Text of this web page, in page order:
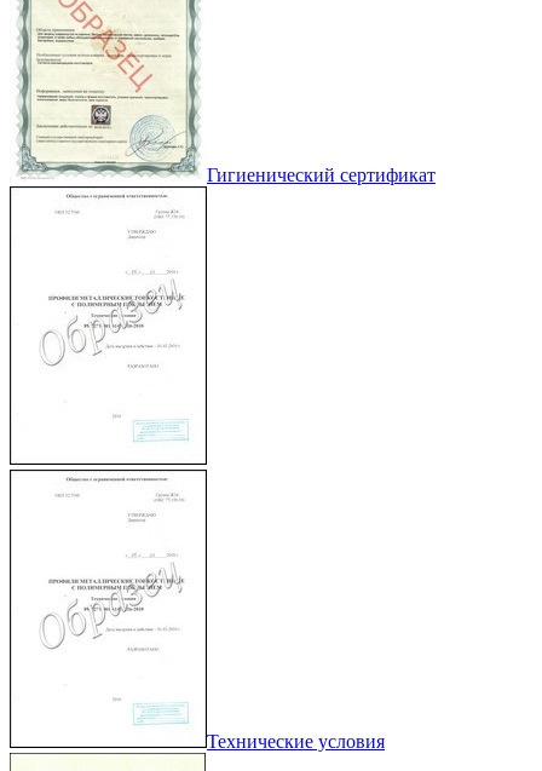
Гигиенический сертификат
Технические условия